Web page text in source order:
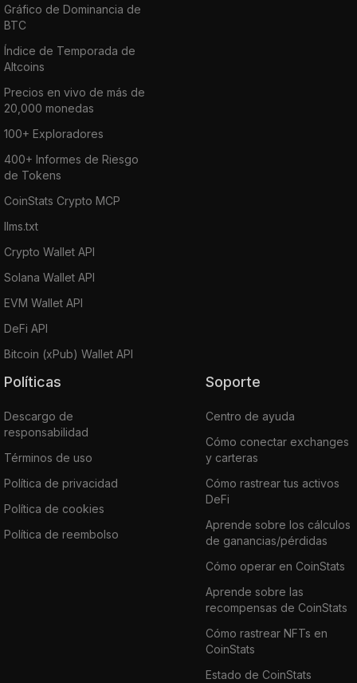
Gráfico de Dominancia de
BTC
Índice de Temporada de
Altcoins
Precios en vivo de más de
20,000 monedas
100+ Exploradores
400+ Informes de Riesgo
de Tokens
CoinStats Crypto MCP
llms.txt
Crypto Wallet API
Solana Wallet API
EVM Wallet API
DeFi API
Bitcoin (xPub) Wallet API
Políticas
Descargo de
responsabilidad
Términos de uso
Política de privacidad
Política de cookies
Política de reembolso
Soporte
Centro de ayuda
Cómo conectar exchanges
y carteras
Cómo rastrear tus activos
DeFi
Aprende sobre los cálculos
de ganancias/pérdidas
Cómo operar en CoinStats
Aprende sobre las
recompensas de CoinStats
Cómo rastrear NFTs en
CoinStats
Estado de CoinStats